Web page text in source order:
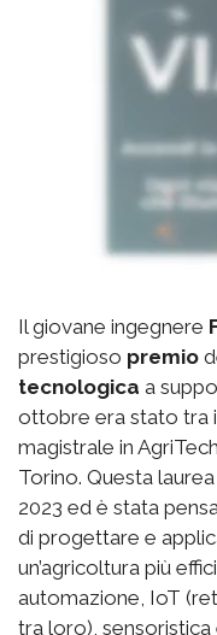
Il giovane ingegnere
prestigioso premio
tecnologica a
ottobre era stato tra
magistrale in
Torino. Questa
2023 ed è stata
di progettare e
un’agricoltura più
automazione, IoT
tra loro),